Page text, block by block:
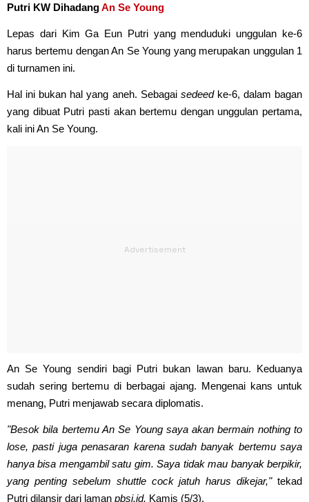
Putri KW DihadangAn Se Young
Lepas dari Kim Ga Eun Putri yang menduduki unggulan ke-6
harus bertemu dengan An Se Young yang merupakan unggulan 1
di turnamen ini.
Hal ini bukan hal yang aneh. Sebagai sedeed ke-6, dalam bagan
yang dibuat Putri pasti akan bertemu dengan unggulan pertama,
kali ini An Se Young.
An Se Young sendiri bagi Putri bukan lawan baru. Keduanya
sudah sering bertemu di berbagai ajang. Mengenai kans untuk
menang, Putri menjawab secara diplomatis.
"Besok bila bertemu An Se Young saya akan bermain nothing to
lose, pasti juga penasaran karena sudah banyak bertemu saya
hanya bisa mengambil satu gim. Saya tidak mau banyak berpikir,
yang penting sebelum shuttle cock jatuh harus dikejar," tekad
Putri dilansir dari laman pbsi.id, Kamis (5/3).